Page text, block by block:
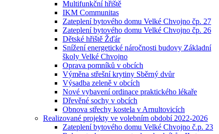
Multifunkční hřiště
IKM Communitas
Zateplení bytového domu Velké Chvojno čp. 27
Zateplení bytového domu Velké Chvojno čp. 26
Dětské hřiště Žďár
Snížení energetické náročnosti budovy Základní
školy Velké Chvojno
Oprava pomníků v obcích
Výměna střešní krytiny Sběrný dvůr
Výsadba zeleně v obcích
Nové vybavení ordinace praktického lékaře
Dřevěné sochy v obcích
Obnova střechy kostela v Arnultovicích
Realizované projekty ve volebním období 2022-2026
Zateplení bytového domu Velké Chvojno č.p. 23